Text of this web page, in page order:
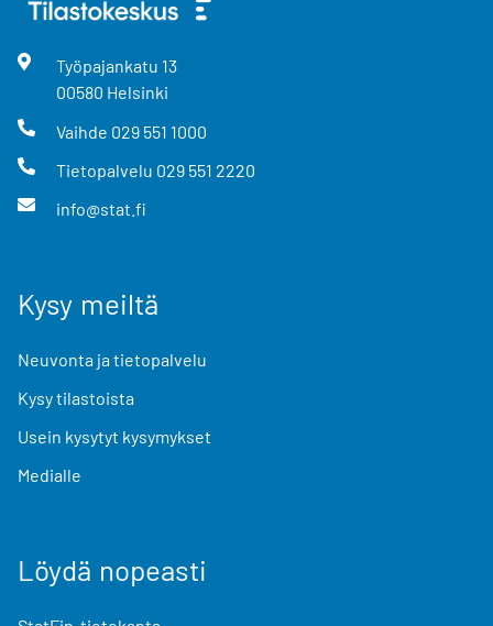
Työpajankatu 13
00580 Helsinki
Vaihde 029 551 1000
Tietopalvelu 029 551 2220
info@stat.fi
Kysy meiltä
Neuvonta ja tietopalvelu
Kysy tilastoista
Usein kysytyt kysymykset
Medialle
Löydä nopeasti